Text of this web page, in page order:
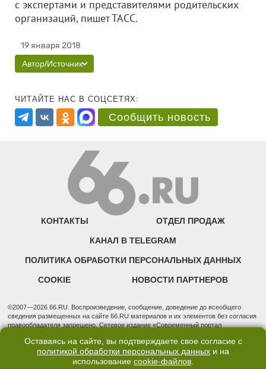
с экспертами и представителями родительских
организаций, пишет ТАСС.
19 января 2018
Автор/Источник
ЧИТАЙТЕ НАС В СОЦСЕТЯХ:
Сообщить новость
КОНТАКТЫ ОТДЕЛ ПРОДАЖ
КАНАЛ В TELEGRAM
ПОЛИТИКА ОБРАБОТКИ ПЕРСОНАЛЬНЫХ ДАННЫХ
COOKIE НОВОСТИ ПАРТНЕРОВ
©2007—2026 66.RU. Воспроизведение, сообщение, доведение до всеобщего
сведения размещенных на сайте 66.RU материалов и их элементов без согласия
правообладателя запрещено. Сетевое издание «Современный портал
надзору в сфере связи, информационных технологий и массовых коммуникаций
(Роскомнадзор). Регистрационный номер ЭЛ № ФС 77 - 76634 от 02.09.2019
Учредитель: Общество с ограниченной ответственностью "66.ру". Юридический
Оставаясь на сайте, вы подтверждаете свое согласие с
политикой обработки персональных данных и на
использование cookie-файлов.